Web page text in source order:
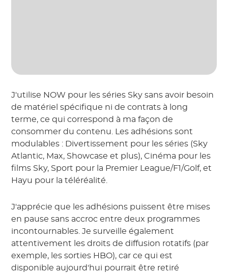
J'utilise NOW pour les séries Sky sans avoir besoin
de matériel spécifique ni de contrats à long
terme, ce qui correspond à ma façon de
consommer du contenu. Les adhésions sont
modulables : Divertissement pour les séries (Sky
Atlantic, Max, Showcase et plus), Cinéma pour les
films Sky, Sport pour la Premier League/F1/Golf, et
Hayu pour la téléréalité.
J'apprécie que les adhésions puissent être mises
en pause sans accroc entre deux programmes
incontournables. Je surveille également
attentivement les droits de diffusion rotatifs (par
exemple, les sorties HBO), car ce qui est
disponible aujourd'hui pourrait être retiré